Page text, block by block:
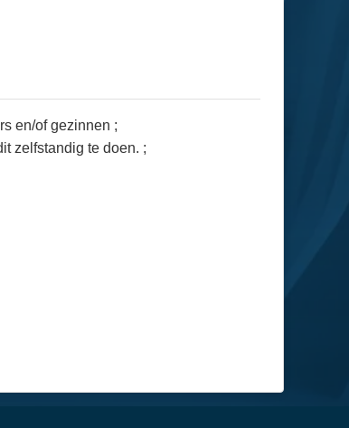
en/of gezinnen ;
zelfstandig te doen. ;